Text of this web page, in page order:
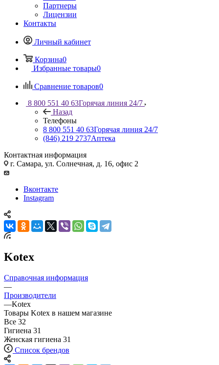
Партнеры
Лицензии
Контакты
Личный кабинет
Корзина0
Избранные товары0
Сравнение товаров0
8 800 551 40 63Горячая линия 24/7
Назад
Телефоны
8 800 551 40 63Горячая линия 24/7
(846) 219 2737Аптека
Контактная информация
г. Самара, ул. Солнечная, д. 16, офис 2
Вконтакте
Instagram
Kotex
Справочная информация
—
Производители
—Kotex
Товары Kotex в нашем магазине
Все 32
Гигиена 31
Женская гигиена 31
Список брендов